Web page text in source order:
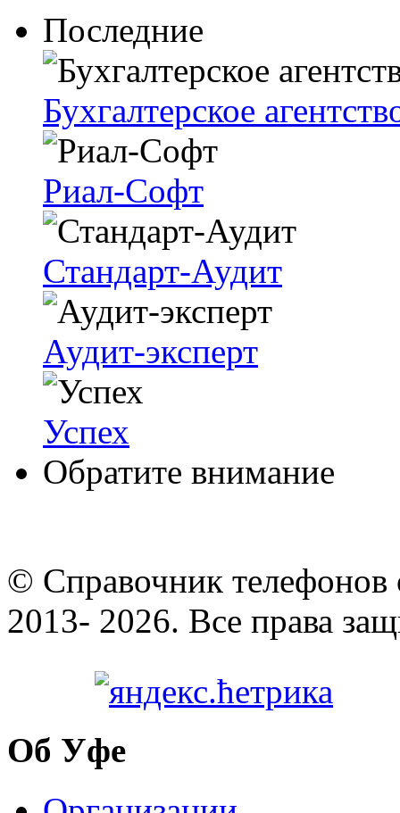
Последние
Бухгалтерское
Риал-Софт
Стандарт-Аудит
Аудит-эксперт
Успех
Обратите внимание
© Cправочник телефонов
2013- 2026. Все права
Об Уфе